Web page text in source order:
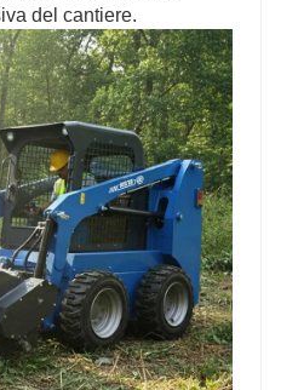
del cantiere.